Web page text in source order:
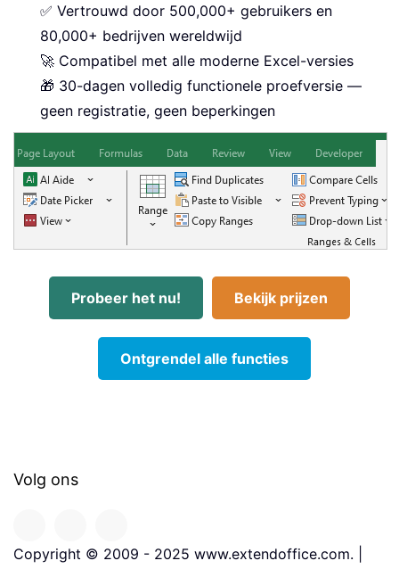
✅ Vertrouwd door 500,000+ gebruikers en
80,000+ bedrijven wereldwijd
🚀 Compatibel met alle moderne Excel-versies
🎁 30-dagen volledig functionele proefversie —
geen registratie, geen beperkingen
Probeer het nu! Bekijk prijzen
Ontgrendel alle functies
Volg ons
Copyright © 2009 - 2025 www.extendoffice.com. |